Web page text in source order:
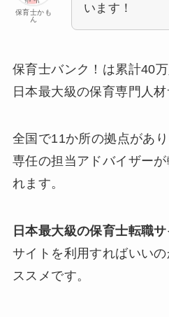
保育士かも
ん
います！
保育士バンク！は累計40
日本最大級の保育専門人材
全国で11か所の拠点があ
専任の担当アドバイザー
れます。
日本最大級の保育士転職サ
サイトを利用すればいい
ススメです。